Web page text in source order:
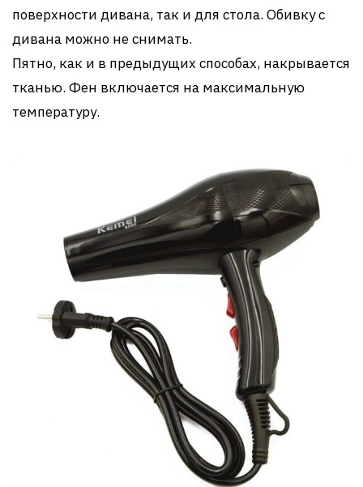
поверхности дивана, так и для стола. Обивку с
дивана можно не снимать.
Пятно, как и в предыдущих способах, накрывается
тканью. Фен включается на максимальную
температуру.